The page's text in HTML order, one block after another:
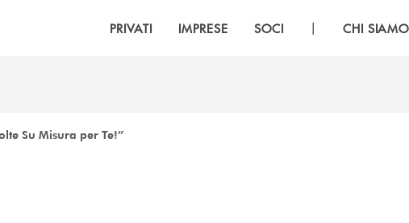
PRIVATI IMPRESE SOCI | CHI SIAMO
Su Misura per Te!”